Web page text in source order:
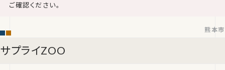
ご確認ください。
サプライZOO
熊本市